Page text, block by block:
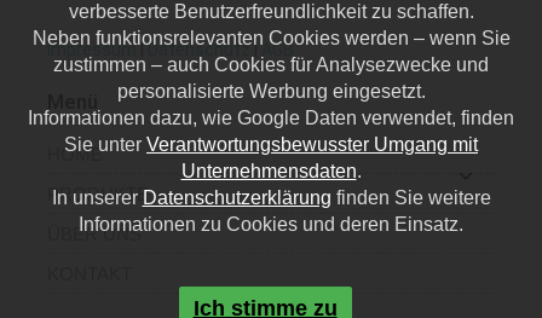
Impressum|Datenschutz|AGB
HOME
PRODUKTE
ÜBER UNS
verbesserte Benutzerfreundlichkeit zu schaffen.
Neben funktionsrelevanten Cookies werden – wenn Sie
zustimmen – auch Cookies für Analysezwecke und
personalisierte Werbung eingesetzt.
Informationen dazu, wie Google Daten verwendet, finden
Sie unter Verantwortungsbewusster Umgang mit
Unternehmensdaten.
In unserer Datenschutzerklärung finden Sie weitere
Informationen zu Cookies und deren Einsatz.
Ich stimme zu